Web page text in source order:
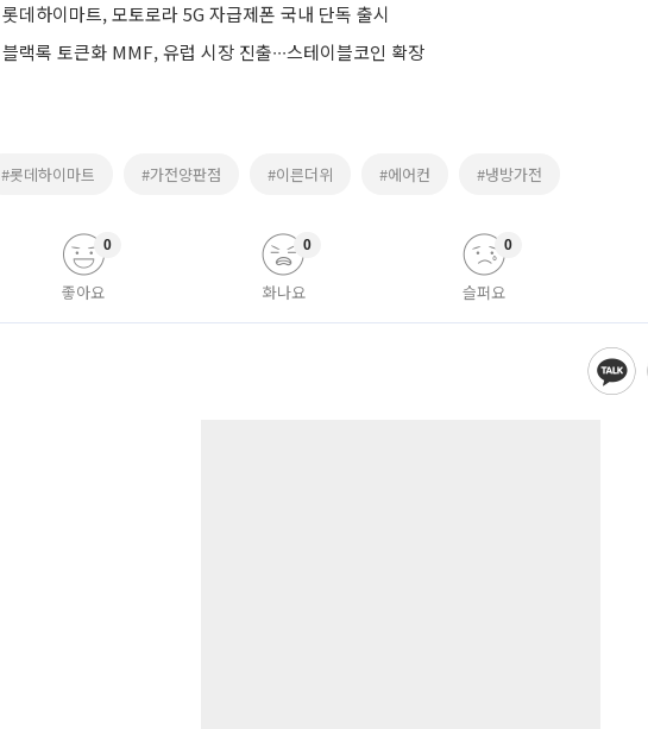
롯데하이마트, 모토로라 5G 자급제폰 국내 단독 출시
블랙록 토큰화 MMF, 유럽 시장 진출∙∙∙스테이블코인 확장
#롯데하이마트 #가전양판점 #이른더위 #에어컨 #냉방가전
좋아요
0
화나요
0
슬퍼요
0